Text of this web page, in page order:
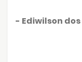
- Ediwilson